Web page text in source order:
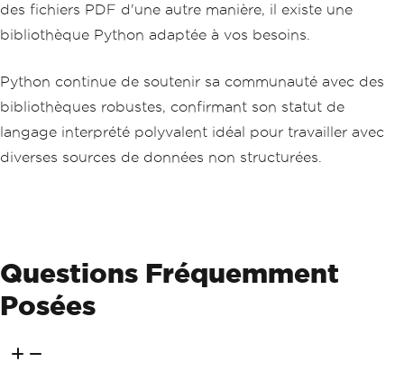
des fichiers PDF d'une autre manière, il existe une
bibliothèque Python adaptée à vos besoins.
Python continue de soutenir sa communauté avec des
bibliothèques robustes, confirmant son statut de
langage interprété polyvalent idéal pour travailler avec
diverses sources de données non structurées.
Questions Fréquemment
Posées